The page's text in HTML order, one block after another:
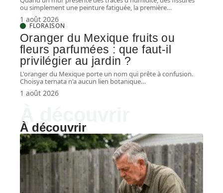
ou simplement une peinture fatiguée, la première…
1 août 2026
FLORAISON
Oranger du Mexique fruits ou
fleurs parfumées : que faut-il
privilégier au jardin ?
L'oranger du Mexique porte un nom qui prête à confusion.
Choisya ternata n'a aucun lien botanique…
1 août 2026
À découvrir